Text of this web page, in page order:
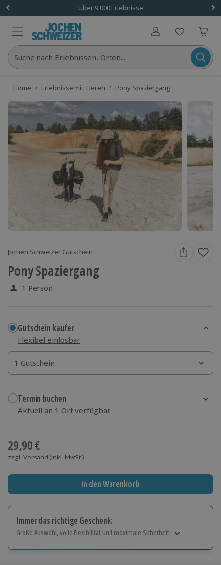
Über 9.000 Erlebnisse
Benutzerkonto
Suche nach Erlebnissen, Orten...
Home / Erlebnisse mit Tieren / Pony Spaziergang
Jochen Schweizer Gutschein
Pony Spaziergang
1 Person
Gutschein kaufen
Flexibel einlösbar
1 Gutschein
1 Gutschein
1 Gutschein
Termin buchen
Aktuell an 1 Ort verfügbar
29,90 €
zzgl. Versand (inkl. MwSt.)
In den Warenkorb
Immer das richtige Geschenk:
Große Auswahl, volle Flexibilität und maximale Sicherheit